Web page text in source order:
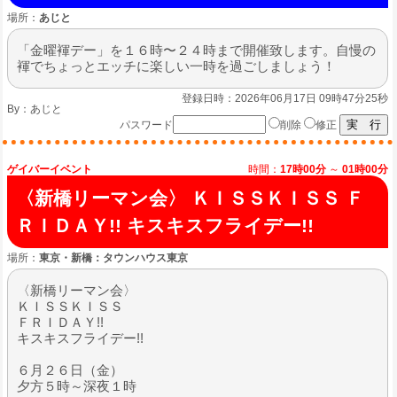
場所： あじと
「金曜褌デー」を１６時〜２４時まで開催致します。自慢の
褌でちょっとエッチに楽しい一時を過ごしましょう！
登録日時：2026年06月17日 09時47分25秒
By： あじと
パスワード
削除 修正
ゲイバーイベント 時間： 17時00分 ～ 01時00分
〈新橋リーマン会〉 ＫＩＳＳＫＩＳＳ Ｆ
ＲＩＤＡＹ!! キスキスフライデー!!
場所： 東京・新橋：タウンハウス東京
〈新橋リーマン会〉
ＫＩＳＳＫＩＳＳ
ＦＲＩＤＡＹ!!
キスキスフライデー!!
６月２６日（金）
夕方５時～深夜１時